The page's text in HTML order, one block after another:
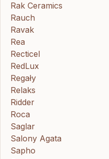
Rak Ceramics
Rauch
Ravak
Rea
Recticel
RedLux
Regały
Relaks
Ridder
Roca
Saglar
Salony Agata
Sapho